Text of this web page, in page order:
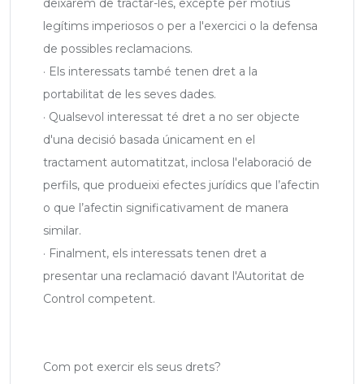
deixarem de tractar-les, excepte per motius
legítims imperiosos o per a l'exercici o la defensa
de possibles reclamacions.
· Els interessats també tenen dret a la
portabilitat de les seves dades.
· Qualsevol interessat té dret a no ser objecte
d'una decisió basada únicament en el
tractament automatitzat, inclosa l'elaboració de
perfils, que produeixi efectes jurídics que l’afectin
o que l’afectin significativament de manera
similar.
· Finalment, els interessats tenen dret a
presentar una reclamació davant l'Autoritat de
Control competent.
Com pot exercir els seus drets?